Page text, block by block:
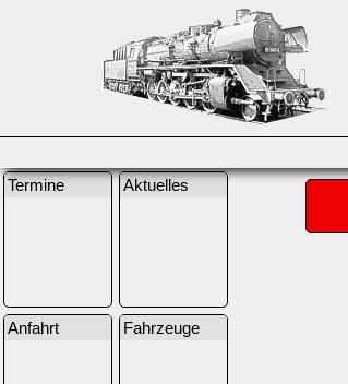
Termine Aktuelles
Anfahrt Fahrzeuge